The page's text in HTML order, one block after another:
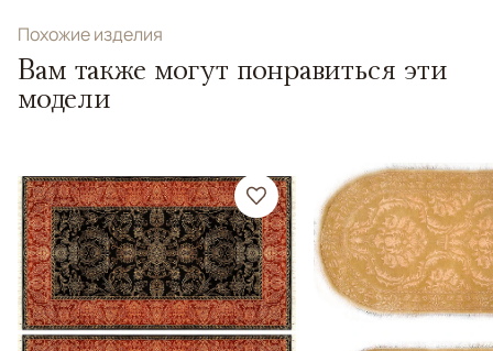
Похожие изделия
Вам также могут понравиться эти
модели